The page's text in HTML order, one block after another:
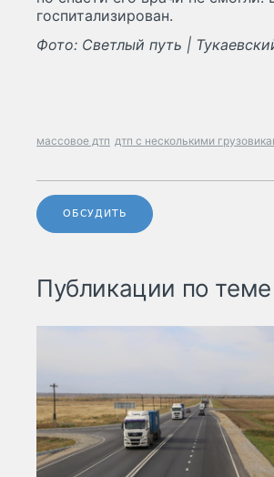
госпитализирован.
Фото: Светлый путь |
массовое дтп дтп с несколькими
ОБСУДИТЬ
Публикации по теме